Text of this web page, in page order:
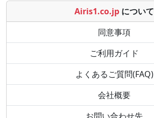
Airis1.co.jp について
同意事項
ご利用ガイド
よくあるご質問(FAQ)
会社概要